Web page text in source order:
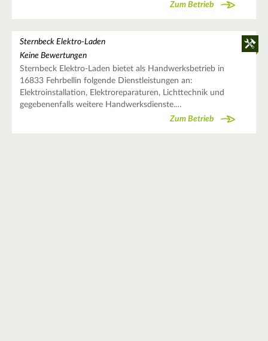
Zum Betrieb
Sternbeck Elektro-Laden
Keine Bewertungen
Sternbeck Elektro-Laden bietet als Handwerksbetrieb in
16833 Fehrbellin folgende Dienstleistungen an:
Elektroinstallation, Elektroreparaturen, Lichttechnik und
gegebenenfalls weitere Handwerksdienste.…
Zum Betrieb